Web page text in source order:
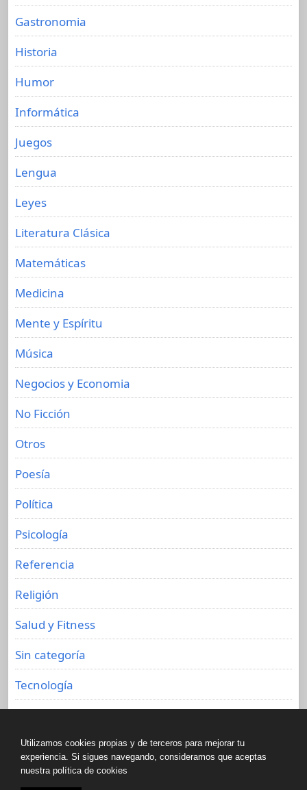
Gastronomia
Historia
Humor
Informática
Juegos
Lengua
Leyes
Literatura Clásica
Matemáticas
Medicina
Mente y Espíritu
Música
Negocios y Economia
No Ficción
Otros
Poesía
Política
Psicología
Referencia
Religión
Salud y Fitness
Sin categoría
Tecnología
Utilizamos cookies propias y de terceros para mejorar tu
experiencia. Si sigues navegando, consideramos que aceptas
nuestra política de cookies